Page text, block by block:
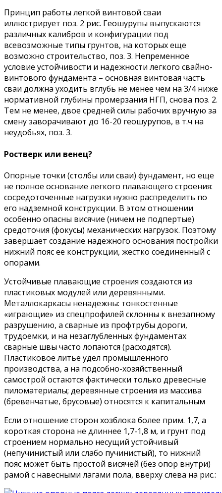
Принцип работы легкой винтовой сваи
иллюстрирует поз. 2 рис. Геошурупы выпускаются
различных калибров и конфигурации под
всевозможные типы грунтов, на которых еще
возможно строительство, поз. 3. Непременное
условие устойчивости и надежности легкого свайно-
винтового фундамента – основная винтовая часть
сваи должна уходить вглубь не менее чем на 3/4 ниже
нормативной глубины промерзания НГП, снова поз. 2.
Тем не менее, двое средней силы рабочих вручную за
смену заворачивают до 16-20 геошурупов, в т.ч на
неудобьях, поз. 3.
Ростверк или венец?
Опорные точки (столбы или сваи) фундамент, но еще
не полное основание легкого плавающего строения:
сосредоточенные нагрузки нужно распределить по
его надземной конструкции. В этом отношении
особенно опасны висячие (ничем не подпертые)
средоточия (фокусы) механических нагрузок. Поэтому
завершает создание надежного основания постройки
нижний пояс ее конструкции, жестко соединенный с
опорами.
Устойчивые плавающие строения создаются из
пластиковых модулей или деревянными.
Металлокаркасы ненадежны: тонкостенные
«играющие» из спецпрофилей склонны к внезапному
разрушению, а сварные из профтрубы дороги,
трудоемки, и на незаглубленных фундаментах
сварные швы часто лопаются (расходятся).
Пластиковое литье удел промышленного
производства, а на подсобно-хозяйственный
самострой остаются фактически только древесные
пиломатериалы; деревянные строения из массива
(бревенчатые, брусовые) относятся к капитальным
Если отношение сторон хозблока более прим. 1,7, а
короткая сторона не длиннее 1,7-1,8 м, и грунт под
строением нормально несущий устойчивый
(непучинистый или слабо пучинистый), то нижний
пояс может быть простой висячей (без опор внутри)
рамой с навесными лагами пола, вверху слева на рис.: